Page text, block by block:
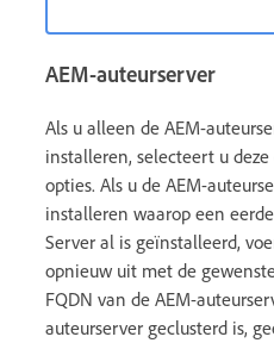
AEM-auteurserver
Als u alleen de AEM-
installeren, selecteert u
opties. Als u de AEM-
installeren waarop een
Server al is geïnstalleerd,
opnieuw uit met de
FQDN van de AEM-
auteurserver geclusterd is,